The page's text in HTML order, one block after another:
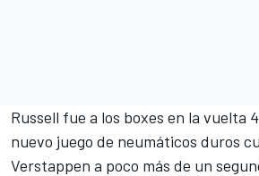
Russell fue a los boxes en la vuelta
nuevo juego de neumáticos duros
Verstappen a poco más de un